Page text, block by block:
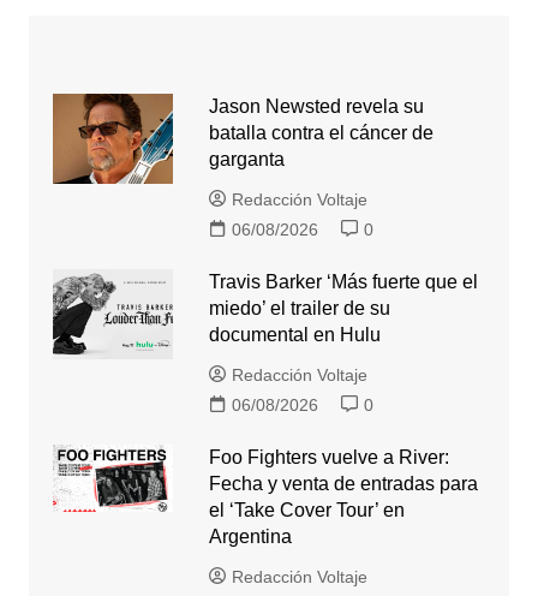
Jason Newsted revela su
batalla contra el cáncer de
garganta
Redacción Voltaje
06/08/2026
0
Travis Barker ‘Más fuerte que el
miedo’ el trailer de su
documental en Hulu
Redacción Voltaje
06/08/2026
0
Foo Fighters vuelve a River:
Fecha y venta de entradas para
el ‘Take Cover Tour’ en
Argentina
Redacción Voltaje